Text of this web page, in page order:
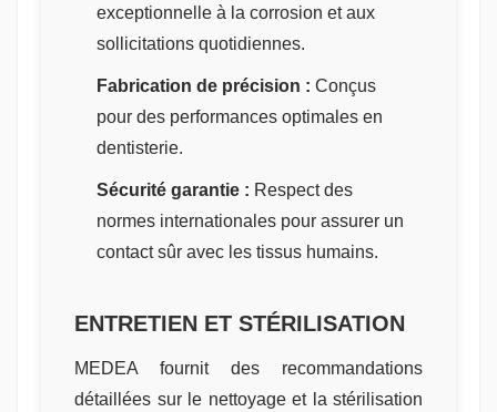
exceptionnelle à la corrosion et aux
sollicitations quotidiennes.
Fabrication de précision : Conçus
pour des performances optimales en
dentisterie.
Sécurité garantie : Respect des
normes internationales pour assurer un
contact sûr avec les tissus humains.
ENTRETIEN ET STÉRILISATION
MEDEA fournit des recommandations
détaillées sur le nettoyage et la stérilisation